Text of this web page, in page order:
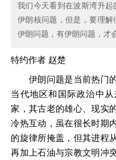
我们今天看到在波斯湾升
伊朗核问题，但是，要理
伊朗问题，有伊朗问题，才
特约作者 赵楚
伊朗问题是当前热门的
当代地区和国际政治中
家，其古老的雄心、现实
冷热互动，虽在很长时期
的旋律所掩盖，但其进程
再加上石油与宗教文明冲